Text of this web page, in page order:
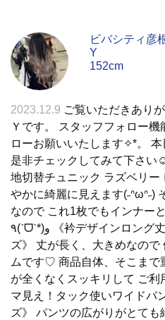
ビバシティ彦
Y
152cm
2023.12.9 ご覧いただきあり
Ｙです。 スタッフフォロー
ローお願いいたします✧︎*。
是非チェックしてみて下さ
地切替チュニック ラズベリ
やかに綺麗に見えます(˶ᐢωᐢ˶)
なので これ1枚でもインナー
٩(ˊᗜˋ*)و 《衿デザインロング丈パーカー トープ Ｍサイ
ズ》 丈が長く、大きめなの
ムです♡ 商品自体、そこまで
が全くなくスッキリして ご
マ見え！タック使いワイドパ
ズ》 パンツの広がりがとても